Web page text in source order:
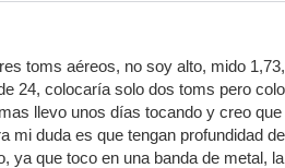
toms aéreos, no soy alto, mido
24, colocaría solo dos toms pero
llevo unos días tocando y creo
duda es que tengan profundidad
ya que toco en una banda de metal,